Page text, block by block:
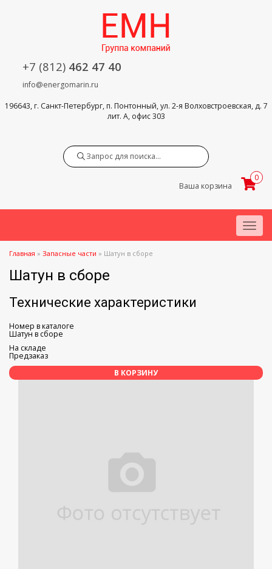
+7 (812) 462 47 40
info@energomarin.ru
196643, г. Санкт-Петербург, п. Понтонный, ул. 2-я Волховстроевская, д. 7
лит. А, офис 303
Ваша корзина
0
Menu
Главная » Запасные части » Шатун в сборе
Шатун в сборе
Технические характеристики
Номер в каталоге
Шатун в сборе
На складе
Предзаказ
В КОРЗИНУ